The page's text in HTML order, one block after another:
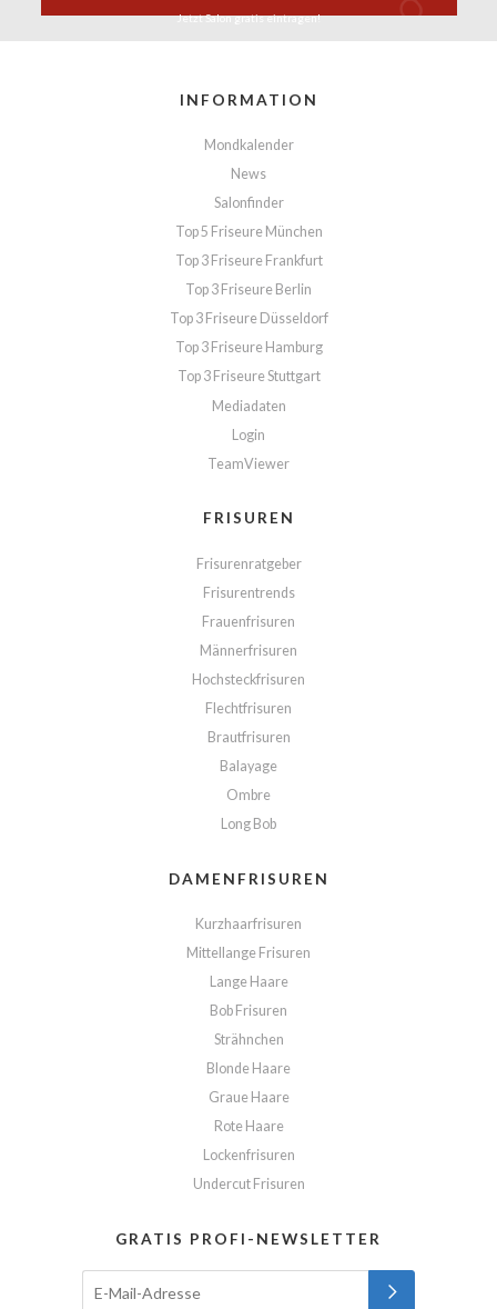
Jetzt Salongratis eintragen!
INFORMATION
Mondkalender
News
Salonfinder
Top 5 Friseure München
Top 3 Friseure Frankfurt
Top 3 Friseure Berlin
Top 3 Friseure Düsseldorf
Top 3 Friseure Hamburg
Top 3 Friseure Stuttgart
Mediadaten
Login
TeamViewer
FRISUREN
Frisurenratgeber
Frisurentrends
Frauenfrisuren
Männerfrisuren
Hochsteckfrisuren
Flechtfrisuren
Brautfrisuren
Balayage
Ombre
Long Bob
DAMENFRISUREN
Kurzhaarfrisuren
Mittellange Frisuren
Lange Haare
Bob Frisuren
Strähnchen
Blonde Haare
Graue Haare
Rote Haare
Lockenfrisuren
Undercut Frisuren
GRATIS PROFI-NEWSLETTER